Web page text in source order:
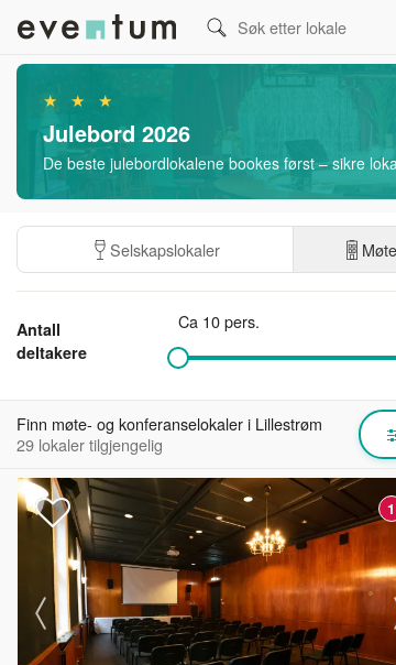
★ ★ ★
Julebord 2026
De beste julebordlokalene bookes først – sikre
Selskapslokaler
Antall
deltakere
Ca 10 pers.
Finn møte- og konferanselokaler i Lillestrøm
29 lokaler tilgjengelig
1